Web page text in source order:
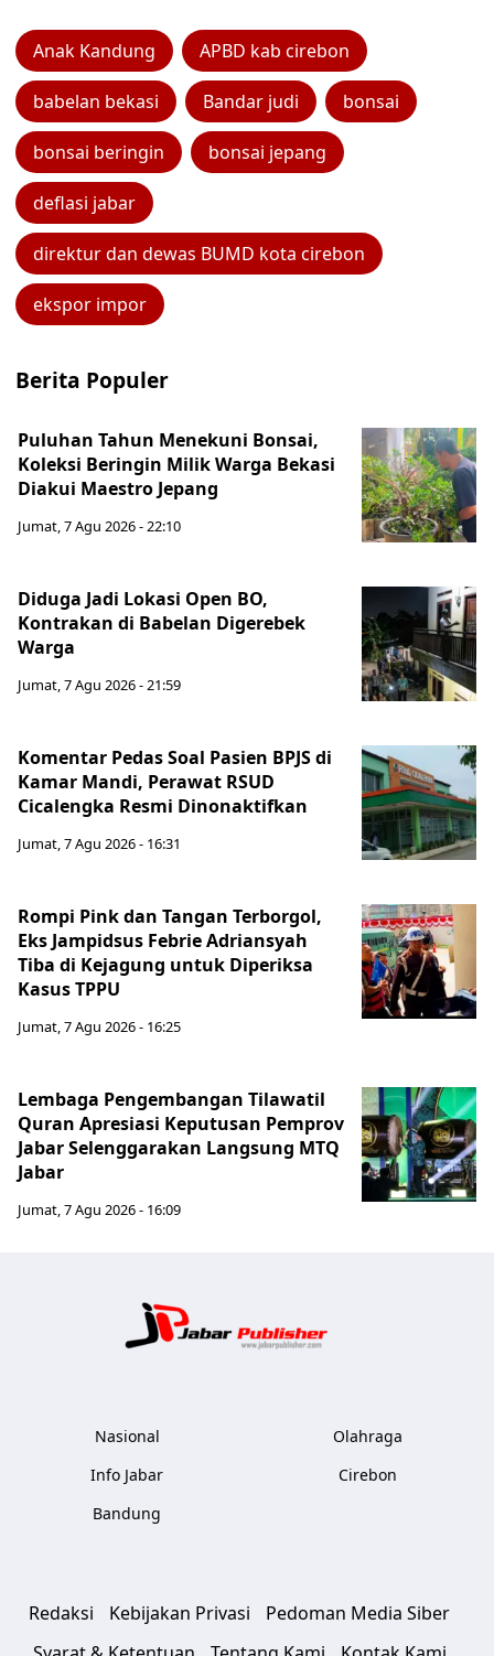
Anak Kandung APBD kab cirebon
babelan bekasi Bandar judi bonsai
bonsai beringin bonsai jepang
deflasi jabar
direktur dan dewas BUMD kota cirebon
ekspor impor
Berita Populer
Puluhan Tahun Menekuni Bonsai,
Koleksi Beringin Milik Warga Bekasi
Diakui Maestro Jepang
Jumat, 7 Agu 2026 - 22:10
Diduga Jadi Lokasi Open BO,
Kontrakan di Babelan Digerebek
Warga
Jumat, 7 Agu 2026 - 21:59
Komentar Pedas Soal Pasien BPJS di
Kamar Mandi, Perawat RSUD
Cicalengka Resmi Dinonaktifkan
Jumat, 7 Agu 2026 - 16:31
Rompi Pink dan Tangan Terborgol,
Eks Jampidsus Febrie Adriansyah
Tiba di Kejagung untuk Diperiksa
Kasus TPPU
Jumat, 7 Agu 2026 - 16:25
Lembaga Pengembangan Tilawatil
Quran Apresiasi Keputusan Pemprov
Jabar Selenggarakan Langsung MTQ
Jabar
Jumat, 7 Agu 2026 - 16:09
Nasional
Info Jabar
Bandung
Olahraga
Cirebon
Redaksi Kebijakan Privasi
Pedoman Media Siber